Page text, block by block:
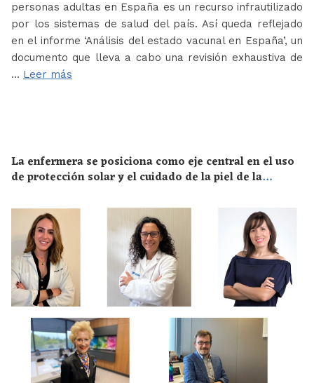
personas adultas en España es un recurso infrautilizado
por los sistemas de salud del país. Así queda reflejado
en el informe ‘Análisis del estado vacunal en España’, un
documento que lleva a cabo una revisión exhaustiva de
… Leer más
La enfermera se posiciona como eje central en el uso
de protección solar y el cuidado de la piel de la